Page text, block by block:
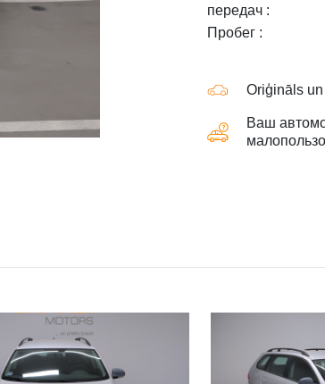
передач :
Пробег :
Oriģināls
Ваш